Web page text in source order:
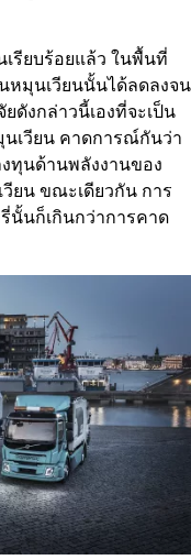
รียบร้อยแล้ว ในพื้นที่
หมุนเวียนนั้นได้ลดลงจน
ดังกล่าวนี้เองที่จะเป็น
เวียน คาดการณ์กันว่า
ทุนด้านพลังงานของ
ยน ขณะเดียวกัน การ
นั้นก็เกินกว่าการคาด